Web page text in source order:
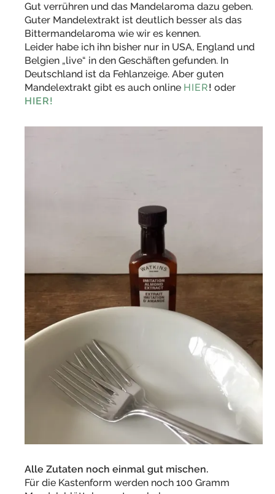
Gut verrühren und das Mandelaroma dazu geben.
Guter Mandelextrakt ist deutlich besser als das
Bittermandelaroma wie wir es kennen.
Leider habe ich ihn bisher nur in USA, England und
Belgien „live“ in den Geschäften gefunden. In
Deutschland ist da Fehlanzeige. Aber guten
Mandelextrakt gibt es auch online HIER! oder
HIER!
Alle Zutaten noch einmal gut mischen.
Für die Kastenform werden noch 100 Gramm